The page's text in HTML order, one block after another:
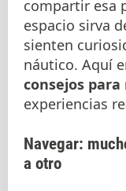
compartir esa
espacio sirva
sienten
náutico. Aquí
consejos
experiencias
Navegar:
a otro